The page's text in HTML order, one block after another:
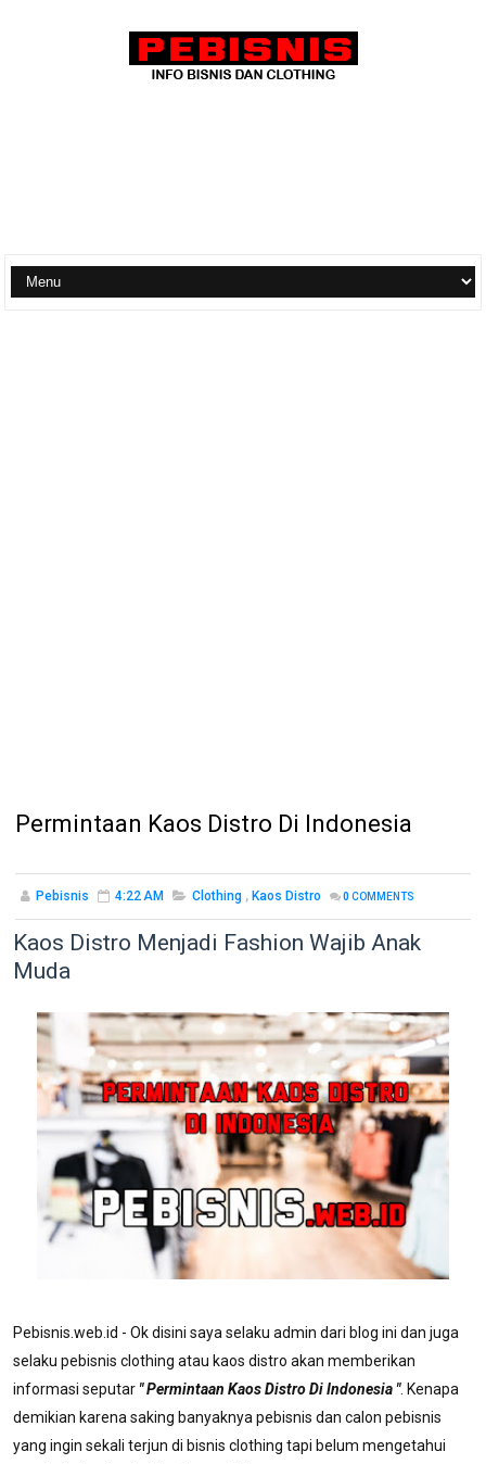
Permintaan Kaos Distro Di Indonesia
Pebisnis 4:22 AM Clothing , Kaos Distro 0 COMMENTS
Kaos Distro Menjadi Fashion Wajib Anak
Muda
Pebisnis.web.id - Ok disini saya selaku admin dari blog ini dan juga
selaku pebisnis clothing atau kaos distro akan memberikan
informasi seputar " Permintaan Kaos Distro Di Indonesia ". Kenapa
demikian karena saking banyaknya pebisnis dan calon pebisnis
yang ingin sekali terjun di bisnis clothing tapi belum mengetahui